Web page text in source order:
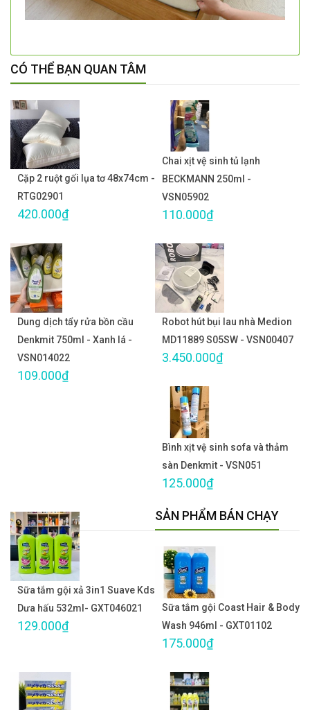
CÓ THỂ BẠN QUAN TÂM
Cặp 2 ruột gối lụa tơ 48x74cm -
RTG02901
420.000₫
Chai xịt vệ sinh tủ lạnh
BECKMANN 250ml -
VSN05902
110.000₫
Dung dịch tẩy rửa bồn cầu
Denkmit 750ml - Xanh lá -
VSN014022
109.000₫
Robot hút bụi lau nhà Medion
MD11889 S05SW - VSN00407
3.450.000₫
Bình xịt vệ sinh sofa và thảm
sàn Denkmit - VSN051
125.000₫
Sữa tắm gội xả 3in1 Suave Kds
Dưa hấu 532ml- GXT046021
129.000₫
SẢN PHẨM BÁN CHẠY
Sữa tắm gội Coast Hair & Body
Wash 946ml - GXT01102
175.000₫